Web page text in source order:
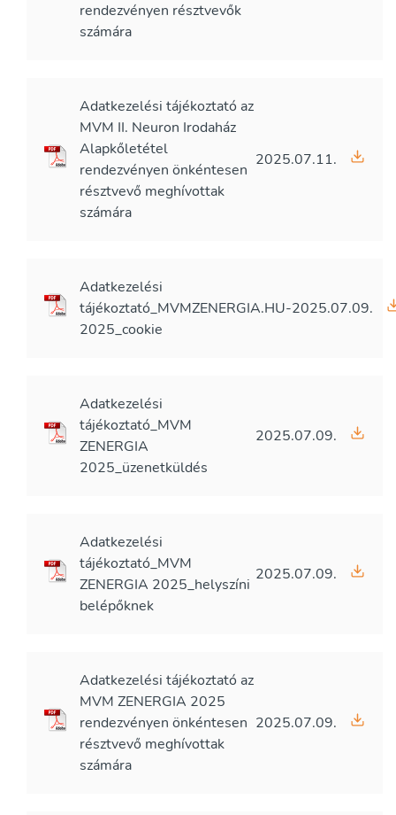
rendezvényen résztvevők
számára
Adatkezelési tájékoztató az
MVM II. Neuron Irodaház
Alapkőletétel
rendezvényen önkéntesen
résztvevő meghívottak
számára
2025.07.11.
Adatkezelési
tájékoztató_MVMZENERGIA.HU-
2025_cookie
2025.07.09.
Adatkezelési
tájékoztató_MVM
ZENERGIA
2025_üzenetküldés
2025.07.09.
Adatkezelési
tájékoztató_MVM
ZENERGIA 2025_helyszíni
belépőknek
2025.07.09.
Adatkezelési tájékoztató az
MVM ZENERGIA 2025
rendezvényen önkéntesen
résztvevő meghívottak
számára
2025.07.09.